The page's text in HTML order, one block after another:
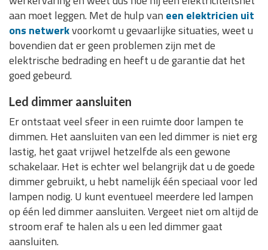
aan moet leggen. Met de hulp van een elektricien uit
ons netwerkvoorkomt u gevaarlijke situaties, weet u
bovendien dat er geen problemen zijn met de
elektrische bedrading en heeft u de garantie dat het
goed gebeurd.
Led dimmer aansluiten
Er ontstaat veel sfeer in een ruimte door lampen te
dimmen. Het aansluiten van een led dimmer is niet erg
lastig, het gaat vrijwel hetzelfde als een gewone
schakelaar. Het is echter wel belangrijk dat u de goede
dimmer gebruikt, u hebt namelijk één speciaal voor led
lampen nodig. U kunt eventueel meerdere led lampen
op één led dimmer aansluiten. Vergeet niet om altijd de
stroom eraf te halen als u een led dimmer gaat
aansluiten.